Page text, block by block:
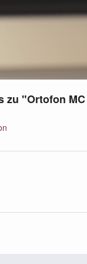
zu "Ortofon